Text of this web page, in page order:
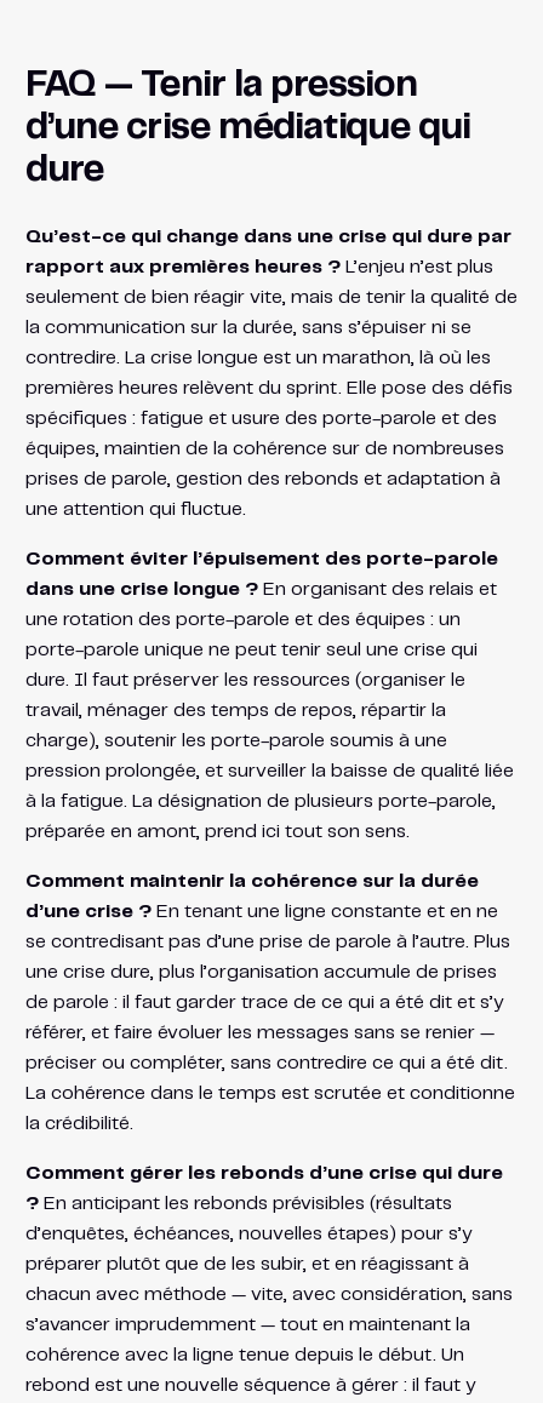
FAQ — Tenir la pression
d’une crise médiatique qui
dure
Qu’est-ce qui change dans une crise qui dure par
rapport aux premières heures ?L’enjeu n’est plus
seulement de bien réagir vite, mais de tenir la qualité de
la communication sur la durée, sans s’épuiser ni se
contredire. La crise longue est un marathon, là où les
premières heures relèvent du sprint. Elle pose des défis
spécifiques : fatigue et usure des porte-parole et des
équipes, maintien de la cohérence sur de nombreuses
prises de parole, gestion des rebonds et adaptation à
une attention qui fluctue.
Comment éviter l’épuisement des porte-parole
dans une crise longue ?En organisant des relais et
une rotation des porte-parole et des équipes : un
porte-parole unique ne peut tenir seul une crise qui
dure. Il faut préserver les ressources (organiser le
travail, ménager des temps de repos, répartir la
charge), soutenir les porte-parole soumis à une
pression prolongée, et surveiller la baisse de qualité liée
à la fatigue. La désignation de plusieurs porte-parole,
préparée en amont, prend ici tout son sens.
Comment maintenir la cohérence sur la durée
d’une crise ?En tenant une ligne constante et en ne
se contredisant pas d’une prise de parole à l’autre. Plus
une crise dure, plus l’organisation accumule de prises
de parole : il faut garder trace de ce qui a été dit et s’y
référer, et faire évoluer les messages sans se renier —
préciser ou compléter, sans contredire ce qui a été dit.
La cohérence dans le temps est scrutée et conditionne
la crédibilité.
Comment gérer les rebonds d’une crise qui dure
?En anticipant les rebonds prévisibles (résultats
d’enquêtes, échéances, nouvelles étapes) pour s’y
préparer plutôt que de les subir, et en réagissant à
chacun avec méthode — vite, avec considération, sans
s’avancer imprudemment — tout en maintenant la
cohérence avec la ligne tenue depuis le début. Un
rebond est une nouvelle séquence à gérer : il faut y